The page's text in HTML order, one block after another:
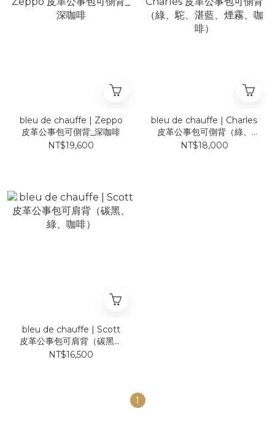
bleu de chauffe | Zeppo
皮革公事包可側背_深咖啡
NT$19,600
bleu de chauffe | Charles
皮革公事包可側背（綠、
駝、湛藍、煙霧、咖啡）
NT$18,000
bleu de chauffe | Scott
皮革公事包可肩背（碳黑、
綠、咖啡）
NT$16,500
1